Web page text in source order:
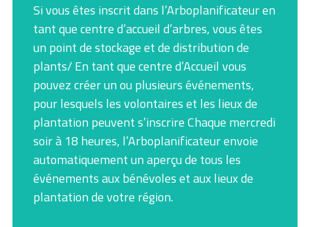
Si vous êtes inscrit dans l’Arboplanificateur en
tant que centre d’accueil d’arbres, vous êtes
un point de stockage et de distribution de
plants/ En tant que centre d’Accueil vous
pouvez créer un ou plusieurs événements,
pour lesquels les volontaires et les lieux de
plantation peuvent s’inscrire Chaque mercredi
soir à 18 heures, l’Arboplanificateur envoie
automatiquement un aperçu de tous les
événements aux bénévoles et aux lieux de
plantation de votre région.